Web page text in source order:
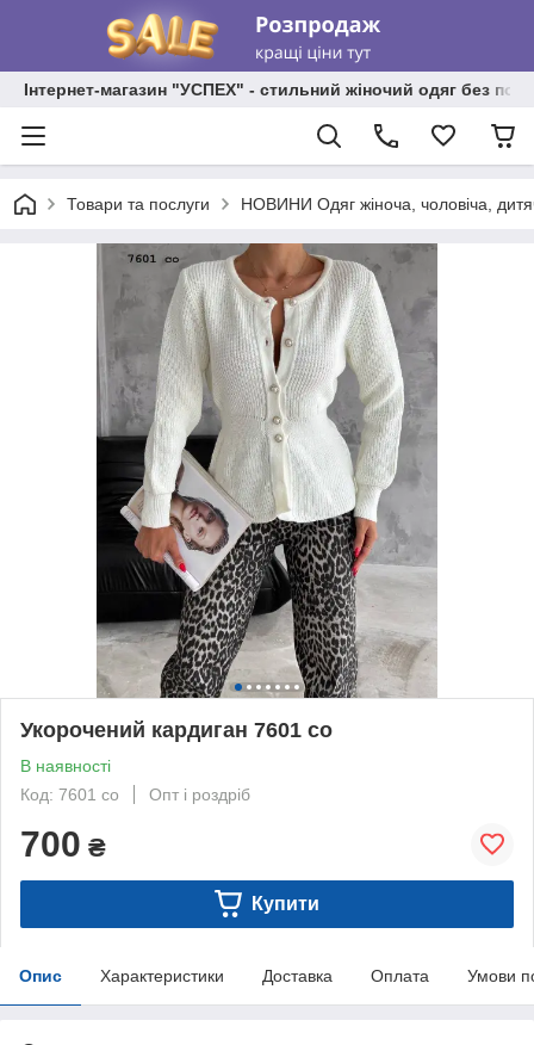
Інтернет-магазин "УСПЕХ" - стильний жіночий одяг без
Товари та послуги НОВИНИ Одяг жіноча, чоловіча,
Укорочений кардиган 7601 со
В наявності
Код: 7601 со
Опт і роздріб
700 ₴
Купити
Опис Характеристики Доставка Оплата Умови